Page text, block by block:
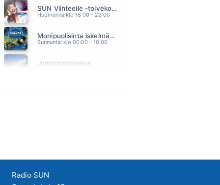
SUN Viihteelle -toivekonsertti
Huomenna klo 18:00 - 22:00
Monipuolisinta iskelmää ja parasta poppia
Sunnuntai klo 00:00 - 10:00
Jumalanpalvelus
Radio SUN